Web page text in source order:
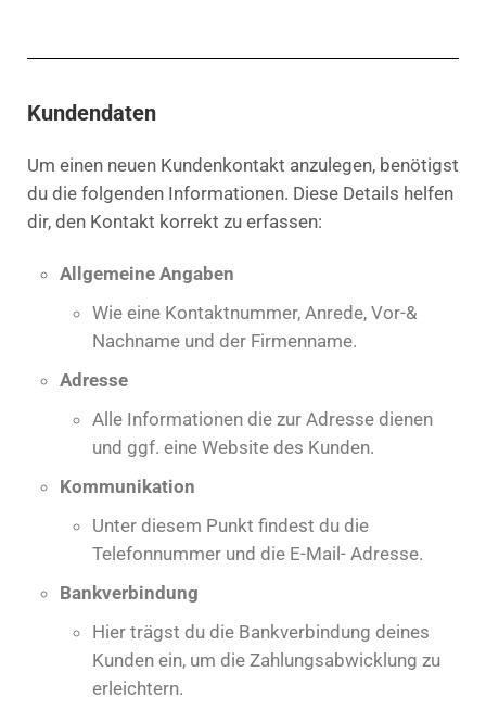
Kundendaten
Um einen neuen Kundenkontakt anzulegen, benötigst
du die folgenden Informationen. Diese Details helfen
dir, den Kontakt korrekt zu erfassen:
Allgemeine Angaben
Wie eine Kontaktnummer, Anrede, Vor-&
Nachname und der Firmenname.
Adresse
Alle Informationen die zur Adresse dienen
und ggf. eine Website des Kunden.
Kommunikation
Unter diesem Punkt findest du die
Telefonnummer und die E-Mail- Adresse.
Bankverbindung
Hier trägst du die Bankverbindung deines
Kunden ein, um die Zahlungsabwicklung zu
erleichtern.